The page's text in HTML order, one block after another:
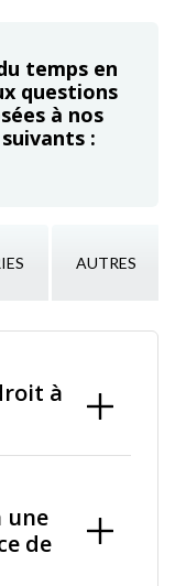
temps en
questions
à nos
:
AUTRES
à
une
de